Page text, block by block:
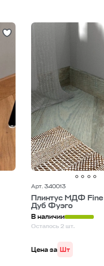
Арт. 340013
Плинтус МДФ
Дуб Фуэго
В наличии
Осталось 2 шт.
Цена за Шт